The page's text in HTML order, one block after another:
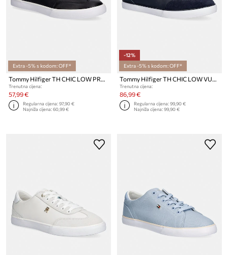
Extra -5% s kodom: OFF*
Tommy Hilfiger TH CHIC LOW PROFILE VULC tenisice za žene kožne
Trenutna cijena:
57,99 €
Regularna cijena:97,90 €
Najniža cijena:60,99 €
-12%
Extra -5% s kodom: OFF*
Tommy Hilfiger TH CHIC LOW VULC tenisice za žene od kože
Trenutna cijena:
86,99 €
Regularna cijena:99,90 €
Najniža cijena:99,90 €